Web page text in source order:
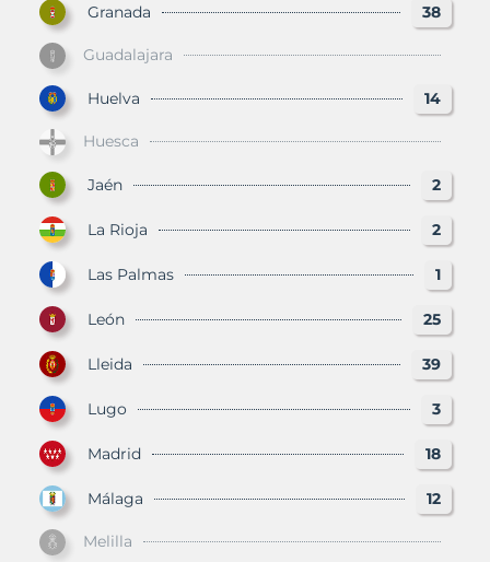
Granada 38
Guadalajara
Huelva 14
Huesca
Jaén 2
La Rioja 2
Las Palmas 1
León 25
Lleida 39
Lugo 3
Madrid 18
Málaga 12
Melilla